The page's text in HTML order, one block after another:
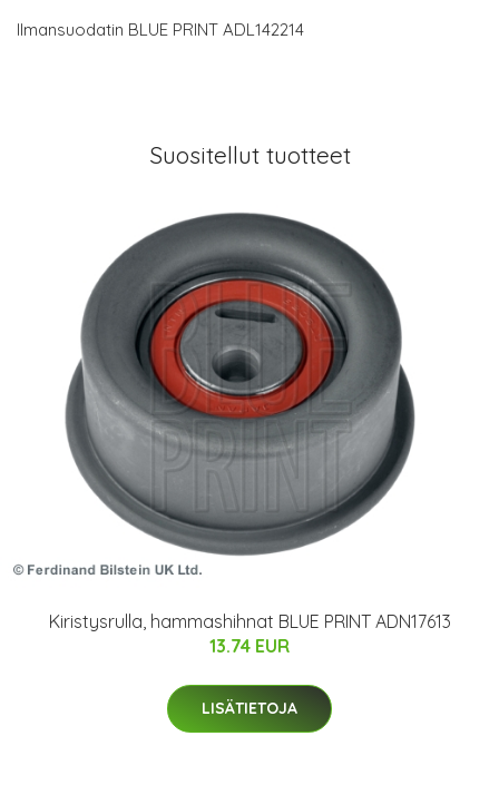
Ilmansuodatin BLUE PRINT ADL142214
Suositellut tuotteet
Kiristysrulla, hammashihnat BLUE PRINT ADN17613
13.74 EUR
LISÄTIETOJA